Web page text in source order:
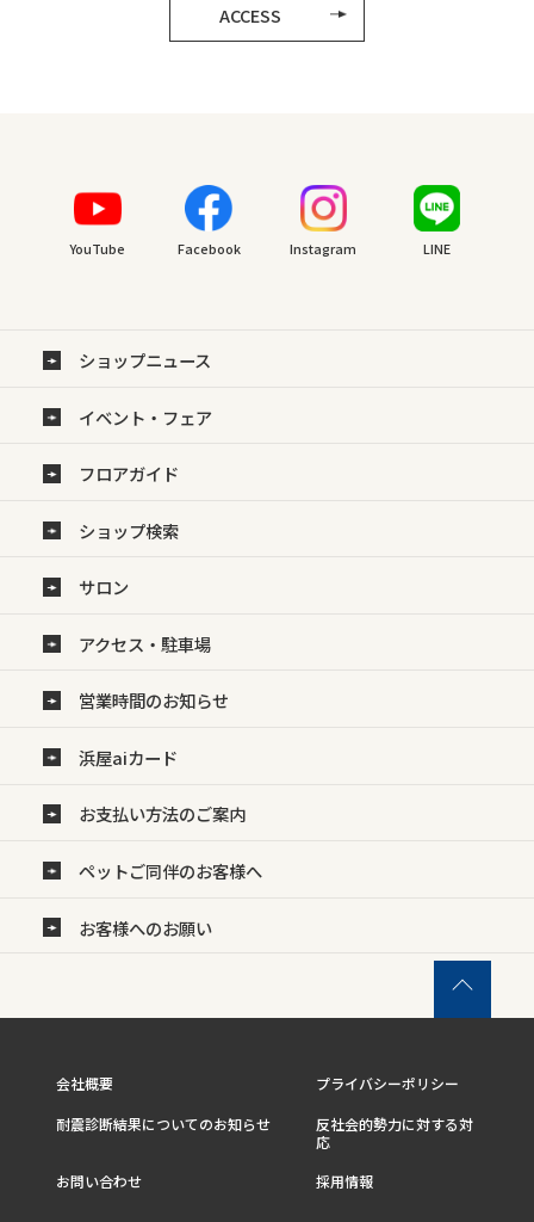
ACCESS
YouTube Facebook Instagram LINE
ショップニュース
イベント・フェア
フロアガイド
ショップ検索
サロン
アクセス・駐車場
営業時間のお知らせ
浜屋aiカード
お支払い方法のご案内
ペットご同伴のお客様へ
お客様へのお願い
会社概要
プライバシーポリシー
耐震診断結果についてのお知らせ
反社会的勢力に対する対
応
お問い合わせ
採用情報